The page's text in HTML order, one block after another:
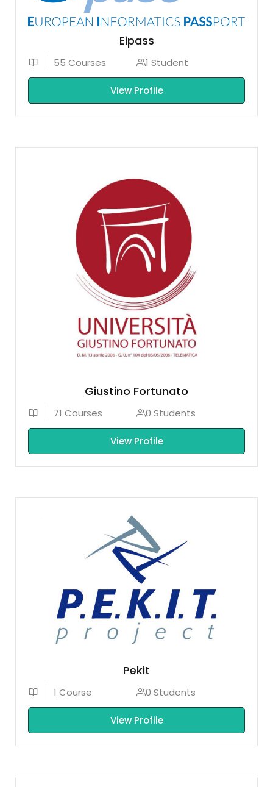
Eipass
55 Courses 1 Student
View Profile
Giustino Fortunato
71 Courses 0 Students
View Profile
Pekit
1 Course 0 Students
View Profile